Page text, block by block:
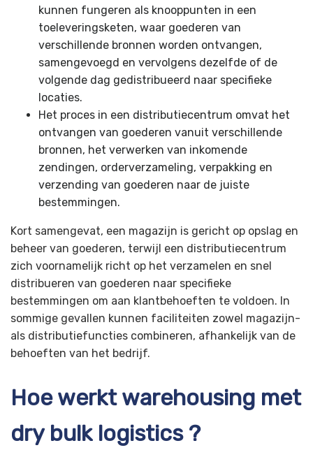
kunnen fungeren als knooppunten in een
toeleveringsketen, waar goederen van
verschillende bronnen worden ontvangen,
samengevoegd en vervolgens dezelfde of de
volgende dag gedistribueerd naar specifieke
locaties.
Het proces in een distributiecentrum omvat het
ontvangen van goederen vanuit verschillende
bronnen, het verwerken van inkomende
zendingen, orderverzameling, verpakking en
verzending van goederen naar de juiste
bestemmingen.
Kort samengevat, een magazijn is gericht op opslag en
beheer van goederen, terwijl een distributiecentrum
zich voornamelijk richt op het verzamelen en snel
distribueren van goederen naar specifieke
bestemmingen om aan klantbehoeften te voldoen. In
sommige gevallen kunnen faciliteiten zowel magazijn-
als distributiefuncties combineren, afhankelijk van de
behoeften van het bedrijf.
Hoe werkt warehousing met
dry bulk logistics ?